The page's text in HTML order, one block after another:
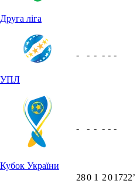
Друга ліга
УПЛ
- - - - - -
Кубок України
- - - - - -
280 1 201722ʼ